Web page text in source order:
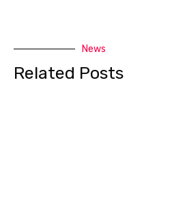
News
Related Posts